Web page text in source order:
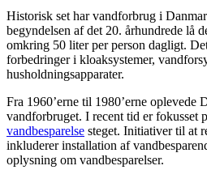
Historisk set har vandforbrug i
begyndelsen af det 20. århundrede lå
omkring 50 liter per person dagligt.
forbedringer i kloaksystemer,
husholdningsapparater.
Fra 1960’erne til 1980’erne oplevede
vandforbruget. I recent tid er fokusset
vandbesparelse steget. Initiativer til at
inkluderer installation af
oplysning om vandbesparelser.